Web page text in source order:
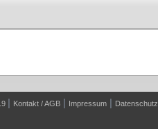
| Kontakt / AGB| Impressum| Datenschutz